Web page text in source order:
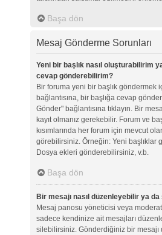
Başa dön
Mesaj Gönderme Sorunları
Yeni bir başlık nasıl oluşturabilirim
cevap gönderebilirim?
Bir foruma yeni bir başlık göndermek
bağlantısına, bir başlığa cevap
Gönder" bağlantısına tıklayın. Bir
kayıt olmanız gerekebilir. Forum ve
kısımlarında her forum için mevcut
görebilirsiniz. Örneğin: Yeni başlıklar
Dosya ekleri gönderebilirsiniz, v.b.
Başa dön
Bir mesajı nasıl düzenleyebilir ya
Mesaj panosu yöneticisi veya
sadece kendinize ait mesajları
silebilirsiniz. Gönderdiğiniz bir